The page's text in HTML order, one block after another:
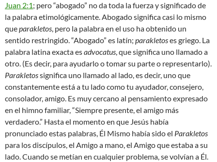
Juan 2:1; pero “abogado” no da toda la fuerza y significado de
la palabra etimológicamente. Abogado significa casi lo mismo
queparakletos, pero la palabra en el uso ha obtenido un
sentido restringido. “Abogado” es latín; parakletoses griego. La
palabra latina exacta esadvocatus, que significa uno llamado a
otro. (Es decir, para ayudarlo o tomar su parte o representarlo).
Parakletossignifica uno llamado al lado, es decir, uno que
constantemente está a tu lado como tu ayudador, consejero,
consolador, amigo. Es muy cercano al pensamiento expresado
en el himno familiar, “Siempre presente, el amigo más
verdadero.” Hasta el momento en que Jesús había
pronunciado estas palabras, Él Mismo había sido el Parakletos
para los discípulos, el Amigo a mano, el Amigo que estaba a su
lado. Cuando se metían en cualquier problema, se volvían a Él.